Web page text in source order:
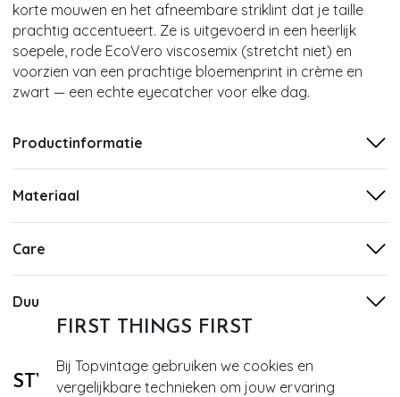
FIRST THINGS FIRST
Bij Topvintage gebruiken we cookies en
vergelijkbare technieken om jouw ervaring
korte mouwen en het afneembare striklint dat je taille
prachtig accentueert. Ze is uitgevoerd in een heerlijk
soepele, rode EcoVero viscosemix (stretcht niet) en
voorzien van een prachtige bloemenprint in crème en
zwart — een echte eyecatcher voor elke dag.
Productinformatie
Materiaal
Care
Duurzaamheid
STYLE DIT MET